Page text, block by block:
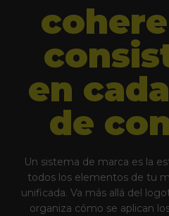
en
de
Un sistema de marca es la
todos los elementos de tu
unificada. Va más allá del
organiza cómo se aplican